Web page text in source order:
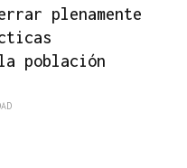
plenamente
población